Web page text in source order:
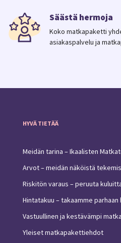
Säästä hermoja
Koko matkapaketti
asiakaspalvelu ja
HYVÄ TIETÄÄ
Meidän tarina – Ikaalisten
Arvot – meidän näköistä
Riskitön varaus – peruuta
Hintatakuu – takaamme parhaan
Vastuullinen ja kestävämpi
Yleiset matkapakettiehdot